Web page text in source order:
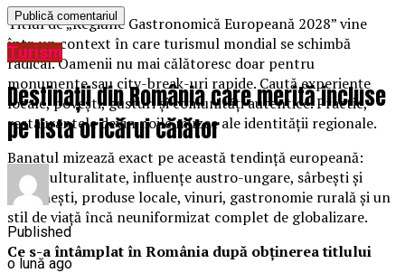
Titlul de „Regiune Gastronomică Europeană 2028” vine
într-un context în care turismul mondial se schimbă
radical. Oamenii nu mai călătoresc doar pentru
monumente sau city-break-uri rapide. Caută experiențe
locale, povești, gusturi și comunități autentice. Practic,
restaurantele devin noile muzee ale identității regionale.
Banatul mizează exact pe această tendință europeană:
multiculturalitate, influențe austro-ungare, sârbești și
românești, produse locale, vinuri, gastronomie rurală și un
stil de viață încă neuniformizat complet de globalizare.
Ce s-a întâmplat în România după obținerea titlului
Turism
Destinații din România care merită incluse
pe lista oricărui călător
Published
o lună ago